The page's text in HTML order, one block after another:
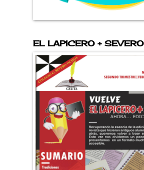
EL LAPICERO + SEVERO